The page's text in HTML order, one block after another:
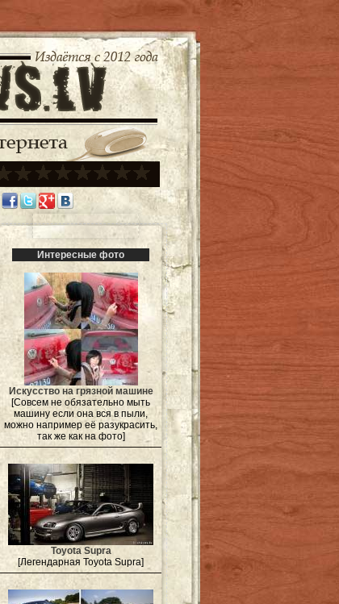
Интересные фото
Искусство на грязной машине
[Совсем не обязательно мыть
машину если она вся в пыли,
можно например её разукрасить,
так же как на фото]
Toyota Supra
[Легендарная Toyota Supra]